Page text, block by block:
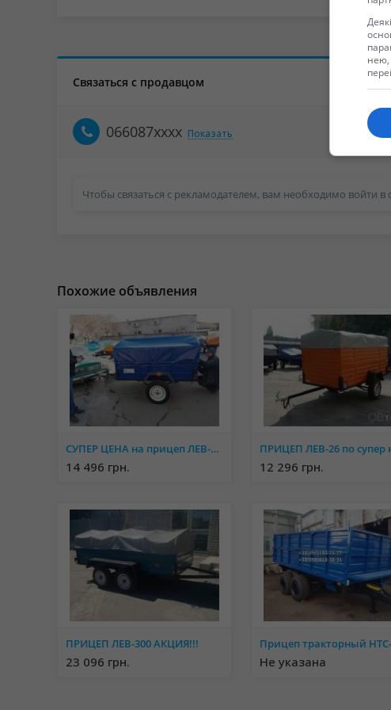
Связаться с продавцом
066087xxxx Показать
Чтобы связаться с рекламодателем, вам необходимо войти
Похожие объявления
СУПЕР ЦЕНА на прицеп ЛЕВ-СУПЕР от завода производителя
14 496 грн. 12 296 грн.
ПРИЦЕП ЛЕВ-300 АКЦИЯ!!!
23 096 грн.
Прицеп тракторный
Не указана
нею,